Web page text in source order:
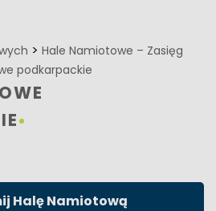
> Hale Namiotowe – Zasięg
podkarpackie
Halę Namiotową